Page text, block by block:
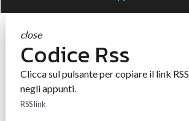
close
Codice Rss
Clicca sul pulsante per copiare il link RSS
negli appunti.
RSS link